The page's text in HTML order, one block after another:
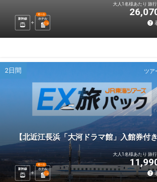
新幹線 ホテル
選べる
1 泊
大人1名様あたり 旅
ツア
2日間
【北近江長浜「大河ドラマ館」入館券
新幹線 ホテル
選べる
1 泊
大人1名様あたり 旅